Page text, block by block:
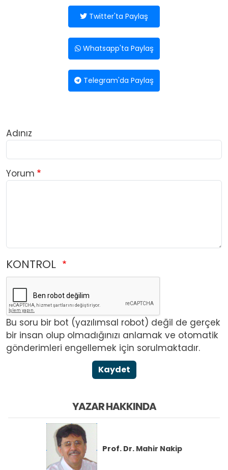
Twitter'ta Paylaş
Whatsapp'ta Paylaş
Telegram'da Paylaş
Adınız
Yorum
KONTROL
Bu soru bir bot (yazılımsal robot) değil de gerçek
bir insan olup olmadığınızı anlamak ve otomatik
gönderimleri engellemek için sorulmaktadır.
Kaydet
YAZAR HAKKINDA
Prof. Dr. Mahir Nakip